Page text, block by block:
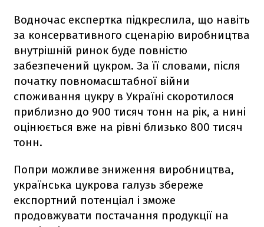
Водночас експертка підкреслила, що навіть
за консервативного сценарію виробництва
внутрішній ринок буде повністю
забезпечений цукром. За її словами, після
початку повномасштабної війни
споживання цукру в Україні скоротилося
приблизно до 900 тисяч тонн на рік, а нині
оцінюється вже на рівні близько 800 тисяч
тонн.
Попри можливе зниження виробництва,
українська цукрова галузь збереже
експортний потенціал і зможе
продовжувати постачання продукції на